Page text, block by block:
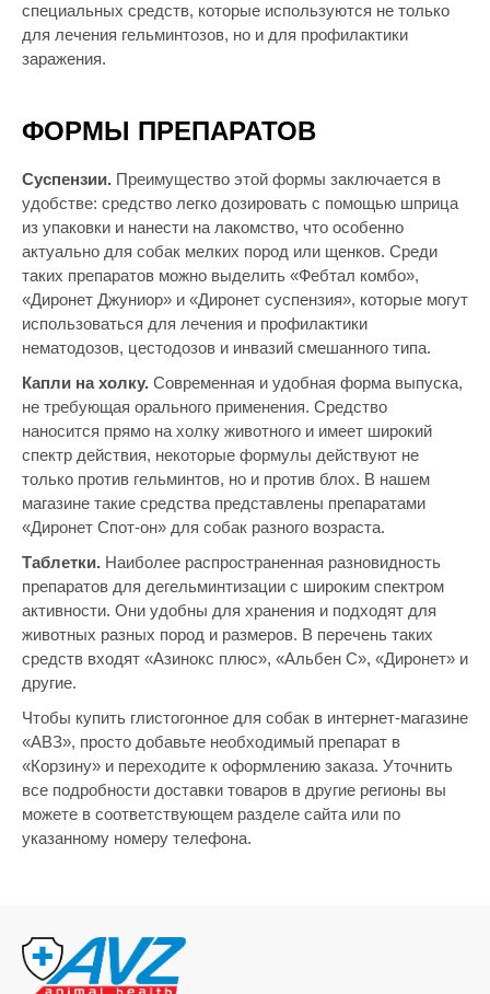
специальных средств, которые используются не только
для лечения гельминтозов, но и для профилактики
заражения.
ФОРМЫ ПРЕПАРАТОВ
Суспензии. Преимущество этой формы заключается в
удобстве: средство легко дозировать с помощью шприца
из упаковки и нанести на лакомство, что особенно
актуально для собак мелких пород или щенков. Среди
таких препаратов можно выделить «Фебтал комбо»,
«Диронет Джуниор» и «Диронет суспензия», которые могут
использоваться для лечения и профилактики
нематодозов, цестодозов и инвазий смешанного типа.
Капли на холку. Современная и удобная форма выпуска,
не требующая орального применения. Средство
наносится прямо на холку животного и имеет широкий
спектр действия, некоторые формулы действуют не
только против гельминтов, но и против блох. В нашем
магазине такие средства представлены препаратами
«Диронет Спот-он» для собак разного возраста.
Таблетки. Наиболее распространенная разновидность
препаратов для дегельминтизации с широким спектром
активности. Они удобны для хранения и подходят для
животных разных пород и размеров. В перечень таких
средств входят «Азинокс плюс», «Альбен С», «Диронет» и
другие.
Чтобы купить глистогонное для собак в интернет-магазине
«АВЗ», просто добавьте необходимый препарат в
«Корзину» и переходите к оформлению заказа. Уточнить
все подробности доставки товаров в другие регионы вы
можете в соответствующем разделе сайта или по
указанному номеру телефона.